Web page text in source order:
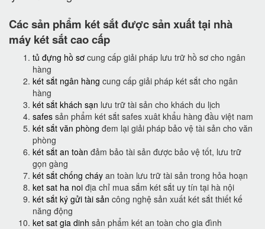
Các sản phẩm két sắt được sản xuất tại nhà
máy két sắt cao cấp
tủ đựng hồ sơ cung cấp giải pháp lưu trữ hồ sơ cho ngân
hàng
két sắt ngân hàng cung cấp giải pháp két sắt cho ngân
hàng
két sắt khách sạn lưu trữ tài sản cho khách du lịch
safes sản phẩm két sắt safes xuât khẩu hàng đầu việt nam
két sắt văn phòng đem lại giải pháp bảo vệ tài sản cho văn
phòng
két sắt an toàn đảm bảo tài sản được bảo vệ tốt, lưu trữ
gọn gàng
két sắt chống cháy an toàn lưu trữ tài sản trong hỏa hoạn
ket sat ha noi địa chỉ mua sắm két sắt uy tín tại hà nội
két sắt ký gửi tài sản công nghệ sản xuất két sắt thiết kế
năng động
ket sat gia dinh sản phẩm két an toàn cho gia đình